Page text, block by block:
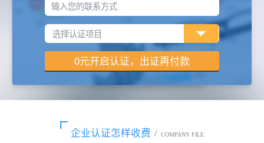
输入您的联系方式
企业认证怎样收费 / COMPANY FILE